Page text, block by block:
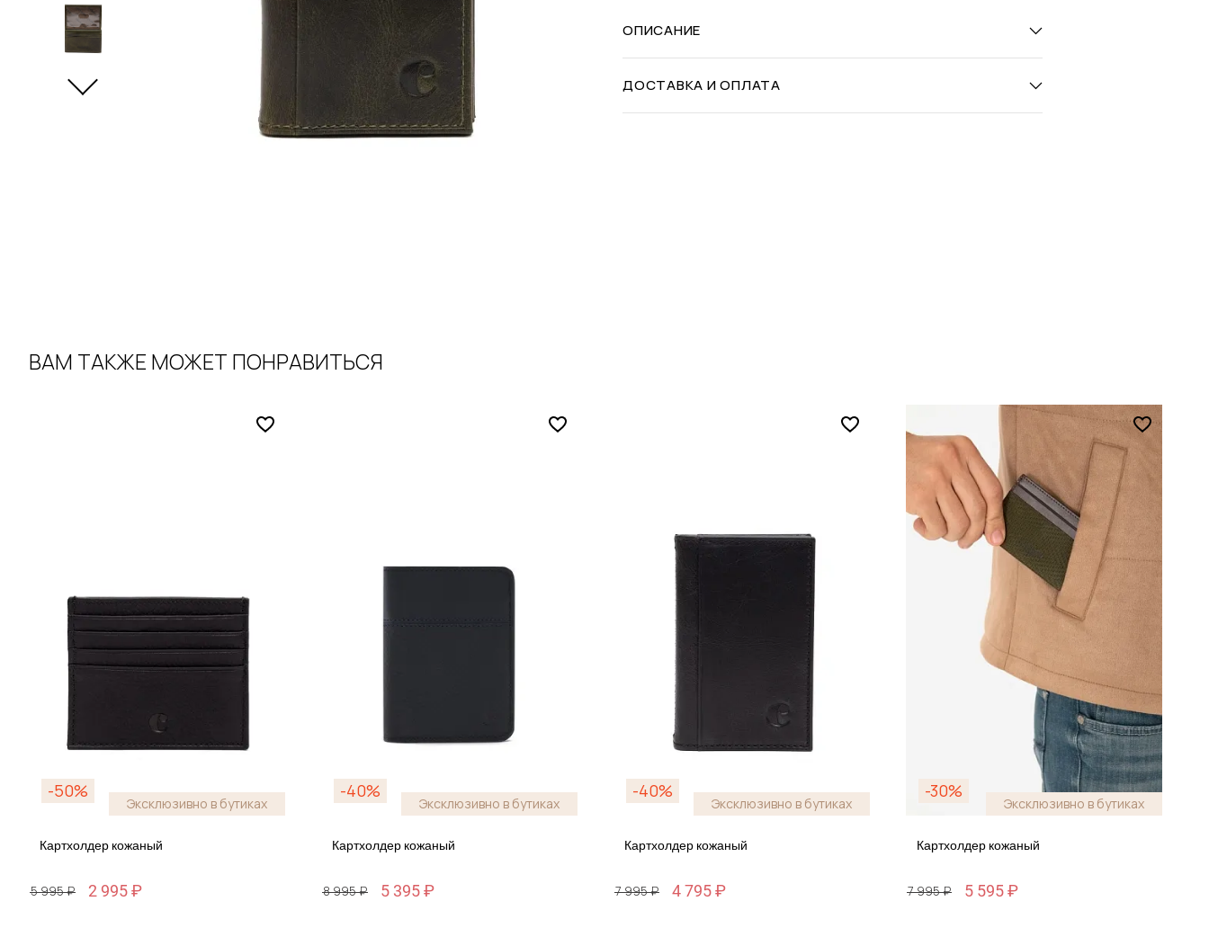
ОПИСАНИЕ
ДОСТАВКА И ОПЛАТА
ВАМ ТАКЖЕ МОЖЕТ ПОНРАВИТЬСЯ
-50%
Эксклюзивно в бутиках
Картхолдер кожаный
5 995 ₽ 2 995 ₽
-40%
Эксклюзивно в бутиках
Картхолдер кожаный
8 995 ₽ 5 395 ₽
-40%
Эксклюзивно в бутиках
Картхолдер кожаный
7 995 ₽ 4 795 ₽
-30%
Эксклюзивно в бутиках
Картхолдер кожаный
7 995 ₽ 5 595 ₽